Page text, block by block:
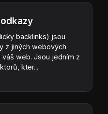
backlinks) jsou
z jiných webových
web. Jsou jedním z
kter...